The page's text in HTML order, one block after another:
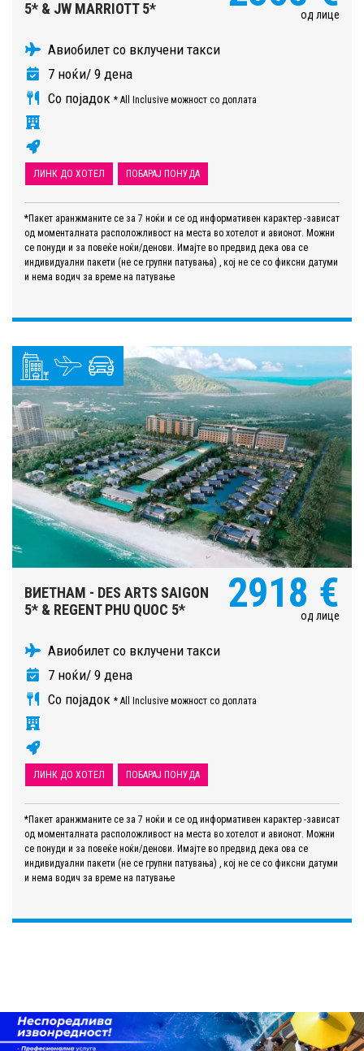
5* & JW MARRIOTT 5*
од лице
Авиобилет со вклучени такси
7 ноќи/ 9 дена
Со појадок * All Inclusive можност со доплата
ЛИНК ДО ХОТЕЛ ПОБАРАЈ ПОНУДА
*Пакет аранжманите се за 7 ноќи и се од информативен карактер -зависат
од моменталната расположливост на места во хотелот и авионот. Можни
се понуди и за повеќе ноќи/денови. Имајте во предвид дека ова се
индивидуални пакети (не се групни патувања) , кој не се со фиксни датуми
и нема водич за време на патување
ВИЕТНАМ - DES ARTS SAIGON
5* & REGENT PHU QUOC 5*
2918 €
од лице
Авиобилет со вклучени такси
7 ноќи/ 9 дена
Со појадок * All Inclusive можност со доплата
ЛИНК ДО ХОТЕЛ ПОБАРАЈ ПОНУДА
*Пакет аранжманите се за 7 ноќи и се од информативен карактер -зависат
од моменталната расположливост на места во хотелот и авионот. Можни
се понуди и за повеќе ноќи/денови. Имајте во предвид дека ова се
индивидуални пакети (не се групни патувања) , кој не се со фиксни датуми
и нема водич за време на патување